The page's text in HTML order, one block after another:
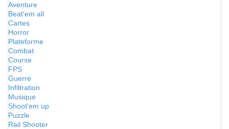
Aventure
Beat'em all
Cartes
Horror
Plateforme
Combat
Course
FPS
Guerre
Infiltration
Musique
Shoot'em up
Puzzle
Rail Shooter